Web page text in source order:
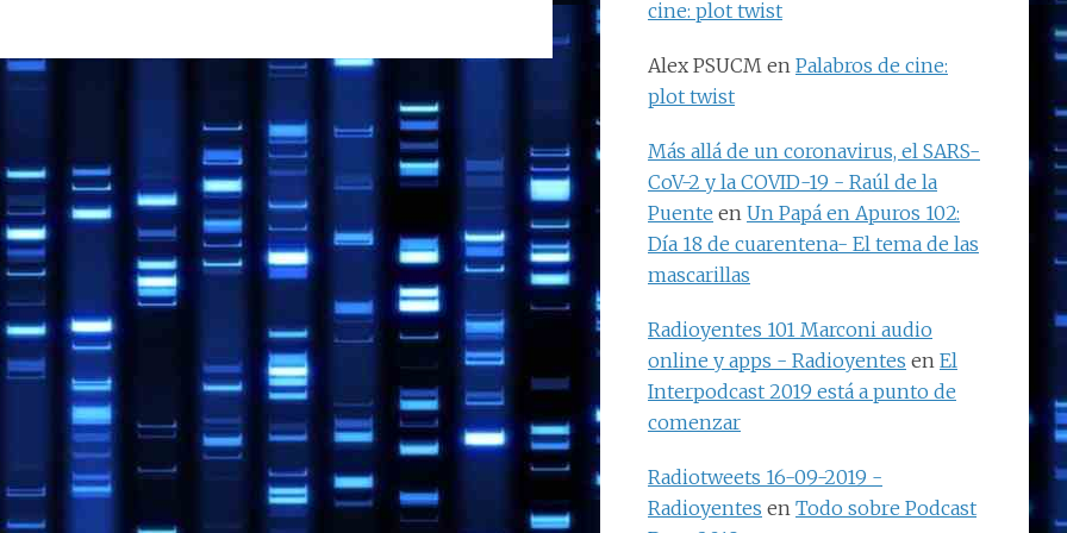
cine: plot twist
Alex PSUCM en Palabros de cine:
plot twist
Más allá de un coronavirus, el SARS-
CoV-2 y la COVID-19 - Raúl de la
Puente en Un Papá en Apuros 102:
Día 18 de cuarentena- El tema de las
mascarillas
Radioyentes 101 Marconi audio
online y apps - Radioyentes en El
Interpodcast 2019 está a punto de
comenzar
Radiotweets 16-09-2019 -
Radioyentes en Todo sobre Podcast